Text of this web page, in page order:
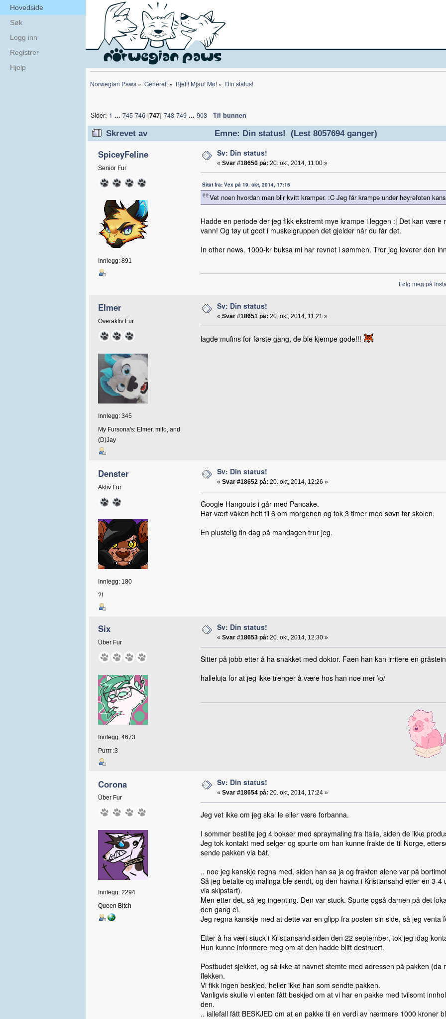
Hovedside
Søk
Logg inn
Registrer
Hjelp
Norwegian Paws » Generelt» Bjeff! Mjau! Mø!» Din status!
Sider: 1 ... 745 746[747] 748 749 ... 903 Til bunnen
Skrevet av Emne: Din status! (Lest 8057694 ganger)
SpiceyFeline
Senior Fur
Innlegg: 891
Sv: Din status!
« Svar #18650 på: 20. okt, 2014, 11:00 »
Sitat fra: Vex på 19. okt, 2014, 17:16
Vet noen hvordan man blir kvitt kramper. :C Jeg får krampe under høyrefoten
Hadde en periode der jeg fikk ekstremt mye krampe i leggen :| Det kan
vann! Og tøy ut godt i muskelgruppen det gjelder når du får det.
In other news. 1000-kr buksa mi har revnet i sømmen. Tror jeg leverer den
Følg meg på
Elmer
Overaktiv Fur
Innlegg: 345
My Fursona's: Elmer, milo, and
(D)Jay
Sv: Din status!
« Svar #18651 på: 20. okt, 2014, 11:21 »
lagde mufins for første gang, de ble kjempe gode!!!
ㅤDenster
Aktiv Fur
Innlegg: 180
?!
Sv: Din status!
« Svar #18652 på: 20. okt, 2014, 12:26 »
Google Hangouts i går med Pancake.
Har vært våken helt til 6 om morgenen og tok 3 timer med søvn før skolen.
En plustelig fin dag på mandagen trur jeg.
Six
Über Fur
Innlegg: 4673
Purrr :3
Sv: Din status!
« Svar #18653 på: 20. okt, 2014, 12:30 »
Sitter på jobb etter å ha snakket med doktor. Faen han kan irritere en
halleluja for at jeg ikke trenger å være hos han noe mer \o/
Corona
Über Fur
Innlegg: 2294
Queen Bitch
Sv: Din status!
« Svar #18654 på: 20. okt, 2014, 17:24 »
Jeg vet ikke om jeg skal le eller være forbanna.
I sommer bestilte jeg 4 bokser med spraymaling fra Italia, siden de ikke
Jeg tok kontakt med selger og spurte om han kunne frakte de til Norge,
sende pakken via båt.
.. noe jeg kanskje regna med, siden han sa ja og frakten alene var på
Så jeg betalte og malinga ble sendt, og den havna i Kristiansand etter en 3-
via skipsfart).
Men etter det, så jeg ingenting. Den var stuck. Spurte også damen på det
den gang ei.
Jeg regna kanskje med at dette var en glipp fra posten sin side, så jeg venta
Etter å ha vært stuck i Kristiansand siden den 22 september, tok jeg idag
Hun kunne informere meg om at den hadde blitt destruert.
Postbudet sjekket, og så ikke at navnet stemte med adressen på pakken
flekken.
Vi fikk ingen beskjed, heller ikke han som sendte pakken.
Vanligvis skulle vi enten fått beskjed om at vi har en pakke med tvilsomt
den.
.. iallefall fått BESKJED om at en pakke til en verdi av nærmere 1000 kroner